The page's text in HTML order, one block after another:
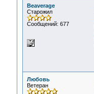
Beaverage
Старожил
Сообщений: 677
Любовь
Ветеран